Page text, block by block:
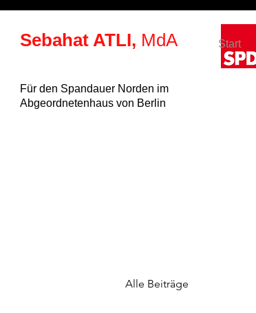
Sebahat ATLI, MdA
Für den Spandauer Norden im
Abgeordnetenhaus von Berlin
Start
Alle Beiträge